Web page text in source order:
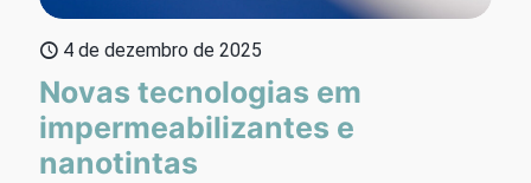
4 de dezembro de 2025
Novas tecnologias em
impermeabilizantes e
nanotintas